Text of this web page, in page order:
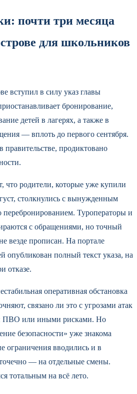
почти три месяца
для школьников
вступил в силу указ главы
бронирование,
детей в лагерях, а также в
— вплоть до первого сентября.
продиктовано
что родители, которые уже купили
столкнулись с вынужденным
Туроператоры и
с обращениями, но точный
везде прописан. На портале
опубликован полный текст указа, на
отказе.
оперативная обстановка
связано ли это с угрозами атак
ПВО или иными рисками. Но
безопасности» уже знакома
ограничения вводились и в
— на отдельные смены.
тотальным на всё лето.